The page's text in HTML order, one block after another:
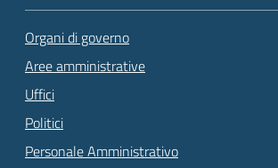
Organi di governo
Aree amministrative
Uffici
Politici
Personale Amministrativo